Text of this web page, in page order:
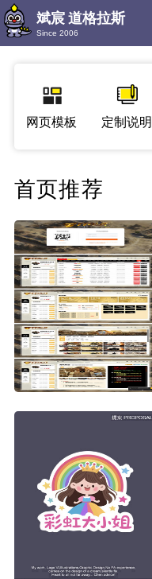
斌宸 道格拉斯
Since 2006
网页模板 定制说明
首页推荐